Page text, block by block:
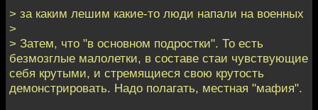
> за каким лешим какие-то люди напали на военных
>
> Затем, что "в основном подростки". То есть
безмозглые малолетки, в составе стаи чувствующие
себя крутыми, и стремящиеся свою крутость
демонстрировать. Надо полагать, местная "мафия".